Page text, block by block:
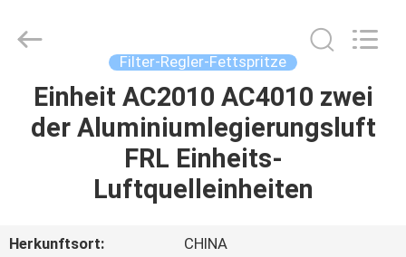
HAUS
PRODUKTE
UNS
Export
Co.,Ltd..
Reserved.
Filter-Regler-Fettspritze
Einheit AC2010 AC4010 zwei
der Aluminiumlegierungsluft
FRL Einheits-
Luftquelleinheiten
Herkunftsort:
CHINA